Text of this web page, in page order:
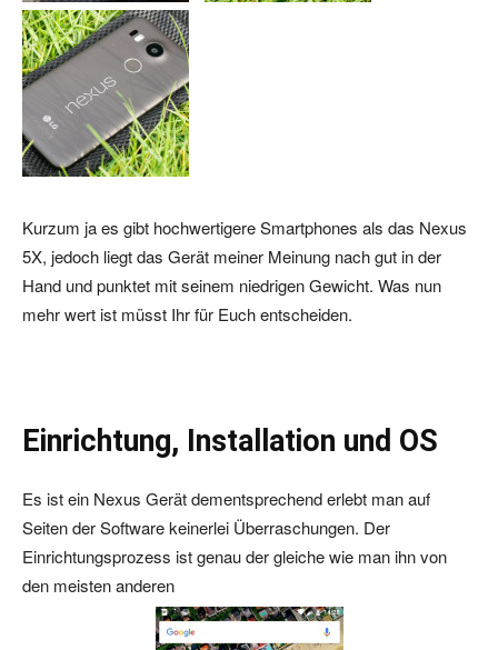
Kurzum ja es gibt hochwertigere Smartphones als das Nexus
5X, jedoch liegt das Gerät meiner Meinung nach gut in der
Hand und punktet mit seinem niedrigen Gewicht. Was nun
mehr wert ist müsst Ihr für Euch entscheiden.
Einrichtung, Installation und OS
Es ist ein Nexus Gerät dementsprechend erlebt man auf
Seiten der Software keinerlei Überraschungen. Der
Einrichtungsprozess ist genau der gleiche wie man ihn von
den meisten anderen